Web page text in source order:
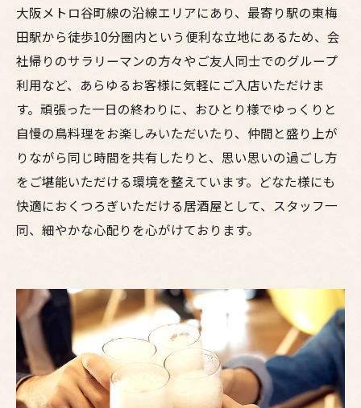
大阪メトロ谷町線の沿線エリアにあり、最寄り駅の東梅
田駅から徒歩10分圏内という便利な立地にあるため、会
社帰りのサラリーマンの方々やご友人同士でのグループ
利用など、あらゆるお客様に気軽にご入店いただけま
す。頑張った一日の終わりに、おひとり様でゆっくりと
自慢の鳥料理をお楽しみいただいたり、仲間と盛り上が
りながら同じ時間を共有したりと、思い思いの過ごし方
をご堪能いただける環境を整えています。どなた様にも
快適におくつろぎいただける居酒屋として、スタッフ一
同、細やかな心配りを心がけております。